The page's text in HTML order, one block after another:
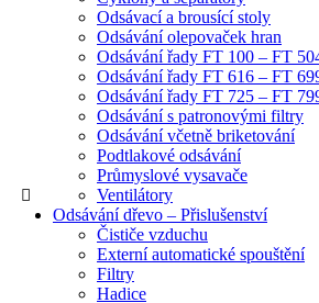
Odsávací a brousící stoly
Odsávání olepovaček hran
Odsávání řady FT 100 – FT
Odsávání řady FT 616 – FT
Odsávání řady FT 725 – FT
Odsávání s patronovými filtry
Odsávání včetně briketování
Podtlakové odsávání
Průmyslové vysavače
Ventilátory
Odsávání dřevo – Přislušenství
Čističe vzduchu
Externí automatické spouštění
Filtry
Hadice